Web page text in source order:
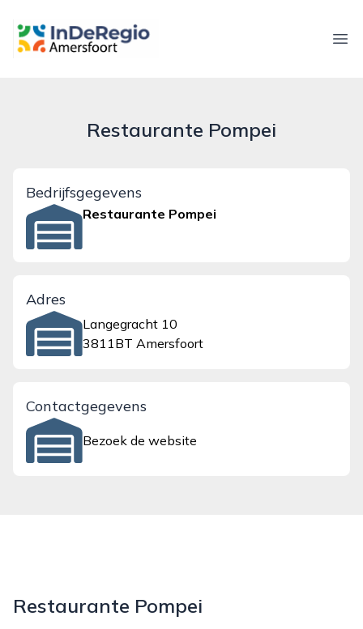
inderegioamersfoort.nl
Restaurante Pompei
Bedrijfsgegevens
Restaurante Pompei
Adres
Langegracht 10
3811BT Amersfoort
Contactgegevens
Bezoek de website
Restaurante Pompei